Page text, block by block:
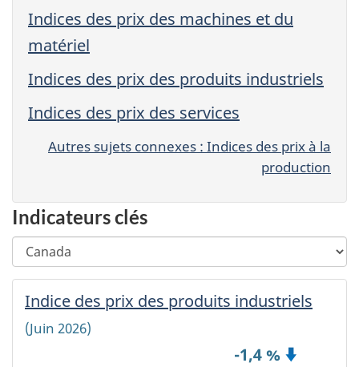
Indices des prix des machines et du
matériel
Indices des prix des produits industriels
Indices des prix des services
Autres sujets connexes : Indices des prix à la
production
Indicateurs clés
Choisir
une
région
géographique
Changing
any
selection
will
automatically
update
Région
géographique
choisie:
Indice des prix des produits industriels
(Juin 2026)
-1,4 %